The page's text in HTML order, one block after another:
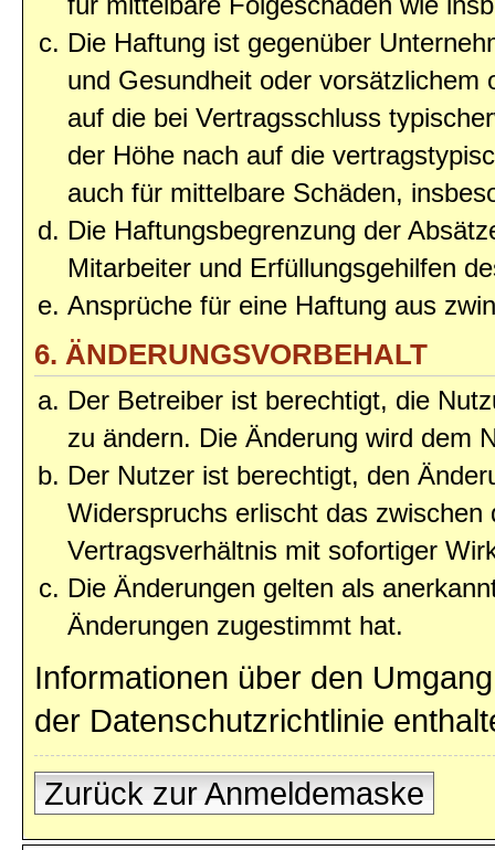
Die Haftung ist gegenüber
und Gesundheit oder
auf die bei Vertragsschluss
der Höhe nach auf die
auch für mittelbare Schäden,
Die Haftungsbegrenzung der
Mitarbeiter und Erfüllungsgehilfen
Ansprüche für eine Haftung aus
6. ÄNDERUNGSVORBEHALT
Der Betreiber ist berechtigt, die
zu ändern. Die Änderung wird dem
Der Nutzer ist berechtigt, den
Widerspruchs erlischt das
Vertragsverhältnis mit sofortiger
Die Änderungen gelten als
Änderungen zugestimmt hat.
Informationen über den
der Datenschutzrichtlinie
Zurück zur Anmeldemaske